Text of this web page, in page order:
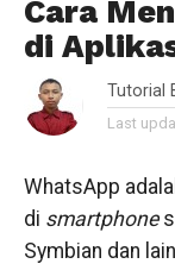
Cara
di
Tutorial
Last
WhatsApp
di smartphone
Symbian dan